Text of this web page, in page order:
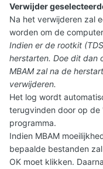
Verwijder
Na het verwijderen zal
worden om de
Indien er de rootkit
herstarten. Doe dit dan
MBAM zal na de
verwijderen.
Het log wordt
terugvinden door op
programma.
Indien MBAM
bepaalde bestanden
OK moet klikken.